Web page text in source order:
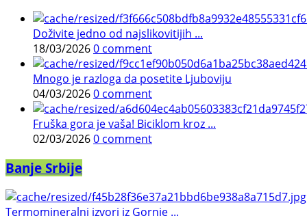
Doživite jedno od najslikovitijih ...
18/03/20260 comment
Mnogo je razloga da posetite Ljuboviju
04/03/20260 comment
Fruška gora je vaša! Biciklom kroz ...
02/03/20260 comment
Banje Srbije
Termomineralni izvori iz Gornje ...